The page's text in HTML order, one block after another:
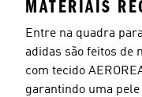
MATERIAIS
Entre na quadra
adidas são feitos de
com tecido
garantindo uma